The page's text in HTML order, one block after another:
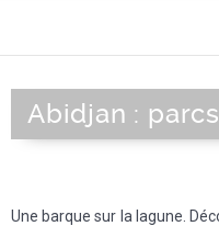
Abidjan : parcs
Une barque sur la lagune.